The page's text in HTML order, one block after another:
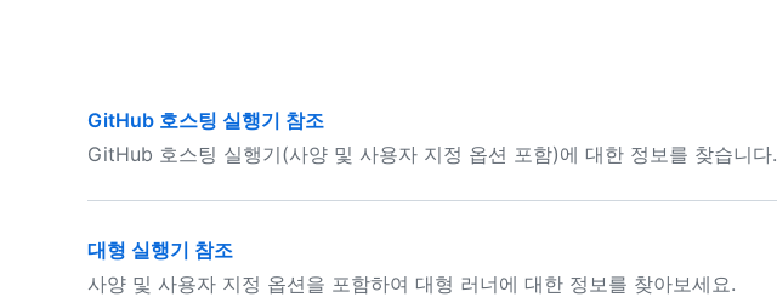
GitHub 호스팅 실행기 참조
GitHub 호스팅 실행기(사양 및 사용자 지정 옵션 포함)에 대한 정보를 찾습니다.
대형 실행기 참조
사양 및 사용자 지정 옵션을 포함하여 대형 러너에 대한 정보를 찾아보세요.